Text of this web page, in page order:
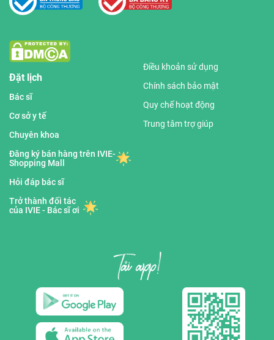
Đặt lịch
Bác sĩ
Cơ sở y tế
Chuyên khoa
Đăng ký bán hàng trên IVIE-
Shopping Mall
Hỏi đáp bác sĩ
Trở thành đối tác
của IVIE - Bác sĩ ơi
Điều khoản sử dụng
Chính sách bảo mật
Quy chế hoạt động
Trung tâm trợ giúp